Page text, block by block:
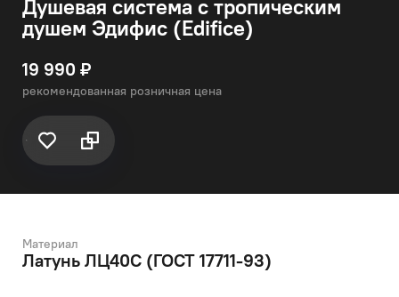
Душевая система с тропическим
душем Эдифис (Edifice)
19 990 ₽
рекомендованная розничная цена
Материал
Латунь ЛЦ40C (ГОСТ 17711-93)